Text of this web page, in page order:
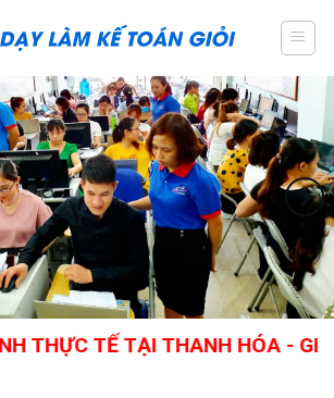
TẾ TẠI THANH HÓA - GIÁO